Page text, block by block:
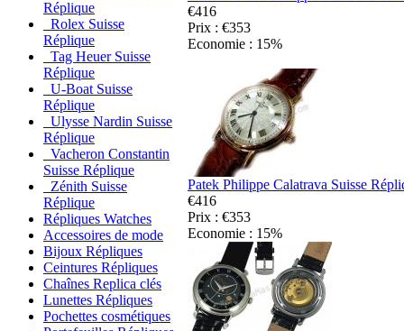
Réplique
Rolex Suisse
Réplique
Tag Heuer Suisse
Réplique
U-Boat Suisse
Réplique
Ulysse Nardin Suisse
Réplique
Vacheron Constantin
Suisse Réplique
Zénith Suisse
Réplique
Répliques Watches
Accessoires de mode
Bijoux Répliques
Ceintures Répliques
Chaînes Replica clés
Lunettes Répliques
Pochettes cosmétiques
€416
Prix : €353
Economie : 15%
Patek Philippe Calatrava Suisse
€416
Prix : €353
Economie : 15%